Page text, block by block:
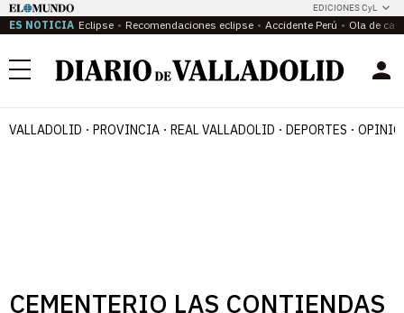
EDICIONES CyL
ES NOTICIA Eclipse Recomendaciones eclipse Accidente Perú Ola de
Menú
VALLADOLID PROVINCIA REAL VALLADOLID DEPORTES
CEMENTERIO LAS CONTIENDAS